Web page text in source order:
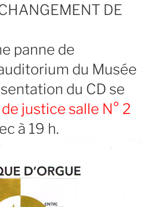
DE
panne de
du Musée
du CD se
justice salle N° 2
à 19 h.